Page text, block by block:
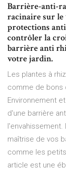
Barrière-anti-
racinaire sur le
protections
contrôler la
barrière anti
votre jardin.
Les plantes à
comme de bons
Environnement
d'une barrière
maîtrise de vos
comme les
article est une